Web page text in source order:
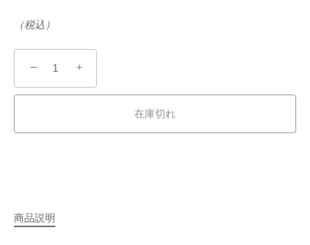
（税込）
− +
在庫切れ
商品説明